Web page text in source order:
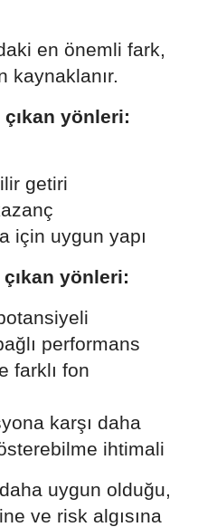
en önemli fark,
kaynaklanır.
yönleri:
getiri
için uygun yapı
çıkan yönleri:
performans
farklı fon
karşı daha
ihtimali
uygun olduğu,
ve risk algısına